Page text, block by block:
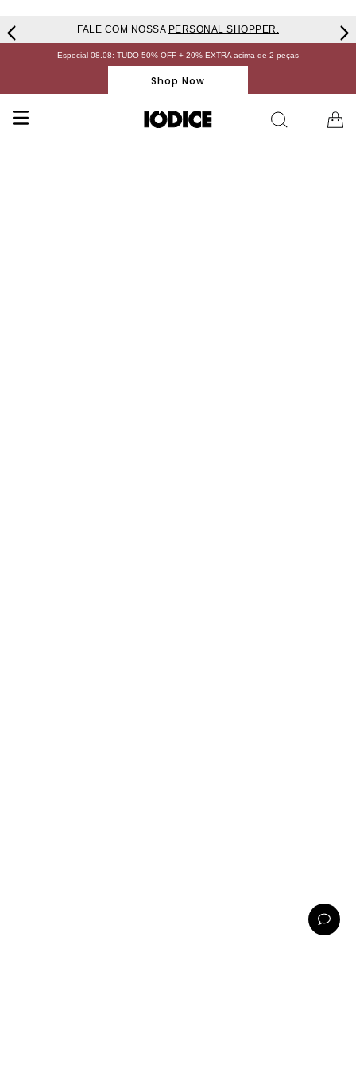
FALE COM NOSSA PERSONAL SHOPPER.
Especial 08.08: TUDO 50% OFF + 20% EXTRA acima de 2 peças
Shop Now